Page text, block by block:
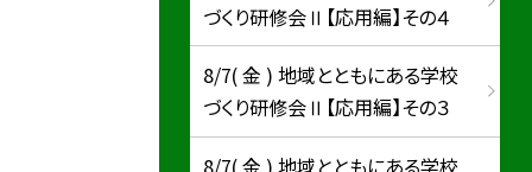
づくり研修会Ⅱ【応用編】その４
8/7( 金 ) 地域とともにある学校
づくり研修会Ⅱ【応用編】その３
8/7( 金 ) 地域とともにある学校